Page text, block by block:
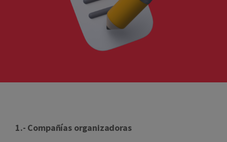
1.- Compañías organizadoras